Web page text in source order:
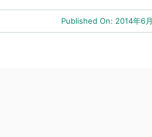
Published On: 2014年6